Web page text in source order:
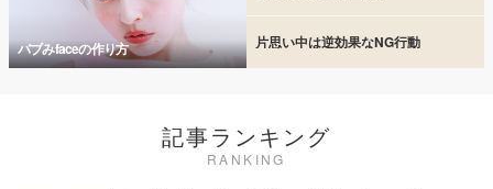
バブみfaceの作り方 片思い中は逆効果なNG行動
記事ランキング
RANKING